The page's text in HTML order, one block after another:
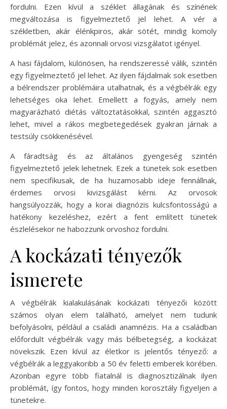
fordulni. Ezen kívül a széklet állagának és színének
megváltozása is figyelmeztető jel lehet. A vér a
székletben, akár élénkpiros, akár sötét, mindig komoly
problémát jelez, és azonnali orvosi vizsgálatot igényel.
A hasi fájdalom, különösen, ha rendszeressé válik, szintén
egy figyelmeztető jel lehet. Az ilyen fájdalmak sok esetben
a bélrendszer problémáira utalhatnak, és a végbélrák egy
lehetséges oka lehet. Emellett a fogyás, amely nem
magyarázható diétás változtatásokkal, szintén aggasztó
lehet, mivel a rákos megbetegedések gyakran járnak a
testsúly csökkenésével.
A fáradtság és az általános gyengeség szintén
figyelmeztető jelek lehetnek. Ezek a tünetek sok esetben
nem specifikusak, de ha huzamosabb ideje fennállnak,
érdemes orvosi kivizsgálást kérni. Az orvosok
hangsúlyozzák, hogy a korai diagnózis kulcsfontosságú a
hatékony kezeléshez, ezért a fent említett tünetek
észlelésekor ne habozzunk orvoshoz fordulni.
A kockázati tényezők
ismerete
A végbélrák kialakulásának kockázati tényezői között
számos olyan elem található, amelyet nem tudunk
befolyásolni, például a családi anamnézis. Ha a családban
előfordult végbélrák vagy más bélbetegség, a kockázat
növekszik. Ezen kívül az életkor is jelentős tényező: a
végbélrák a leggyakoribb a 50 év feletti emberek körében.
Azonban egyre több fiatalnál is diagnosztizálnak ilyen
problémát, így fontos, hogy minden korosztály figyeljen a
tünetekre.